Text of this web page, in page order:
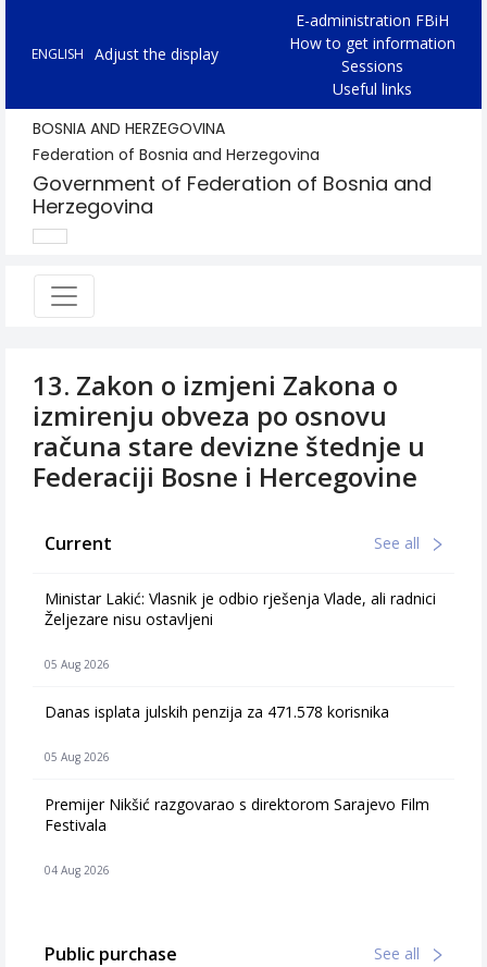
ENGLISH Adjust the display
E-administration FBiH
How to get information
Sessions
Useful links
BOSNIA AND HERZEGOVINA
Federation of Bosnia and Herzegovina
Government of Federation of Bosnia and
Herzegovina
13. Zakon o izmjeni Zakona o
izmirenju obveza po osnovu
računa stare devizne štednje u
Federaciji Bosne i Hercegovine
Current See all
Ministar Lakić: Vlasnik je odbio rješenja Vlade, ali radnici
Željezare nisu ostavljeni
05 Aug 2026
Danas isplata julskih penzija za 471.578 korisnika
05 Aug 2026
Premijer Nikšić razgovarao s direktorom Sarajevo Film
Festivala
04 Aug 2026
Public purchase See all